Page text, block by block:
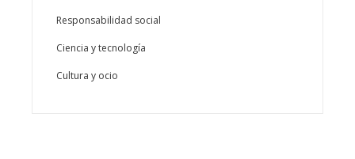
Responsabilidad social
Ciencia y tecnología
Cultura y ocio